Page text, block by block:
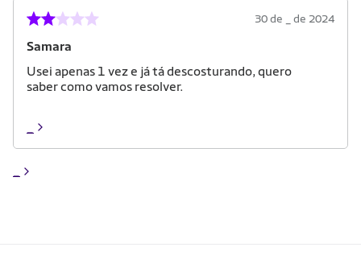
Samara
30 de _ de 2024
Usei apenas 1 vez e já tá descosturando, quero
saber como vamos resolver.